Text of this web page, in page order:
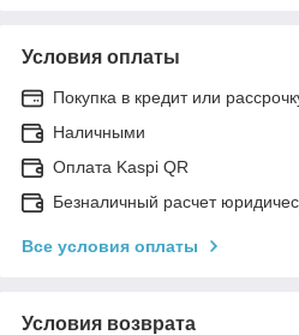
Условия оплаты
Покупка в кредит или
Наличными
Оплата Kaspi QR
Безналичный расчет
Все условия оплаты
Условия возврата